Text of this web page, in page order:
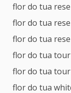
flor do tua
flor do tua
flor do tua
flor do tua
flor do tua
flor do tua